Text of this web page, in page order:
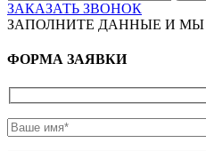
ЗАКАЗАТЬ ЗВОНОК
ЗАПОЛНИТЕ ДАННЫЕ И
ФОРМА ЗАЯВКИ